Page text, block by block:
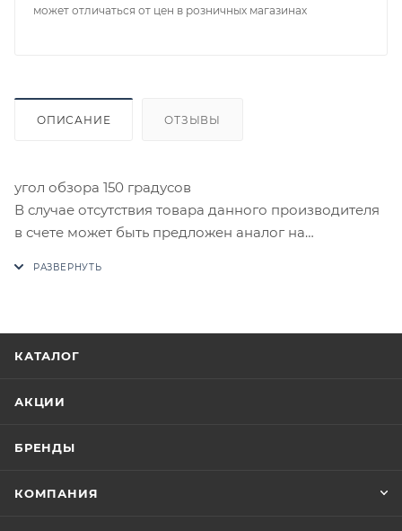
может отличаться от цен в розничных магазинах
ОПИСАНИЕ ОТЗЫВЫ
угол обзора 150 градусов
В случае отсутствия товара данного производителя
в счете может быть предложен аналог на
Конечная цена будет отображена в высланном
Фактом подтверждения покупки будет считаться
КАТАЛОГ
АКЦИИ
БРЕНДЫ
КОМПАНИЯ